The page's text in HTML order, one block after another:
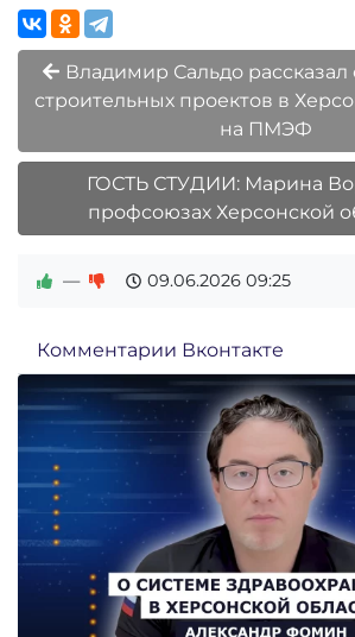
Владимир Сальдо
строительных проектов в
на ПМЭФ
ГОСТЬ СТУДИИ: Марина
профсоюзах Херсонской
— 09.06.2026 09:25
Комментарии Вконтакте